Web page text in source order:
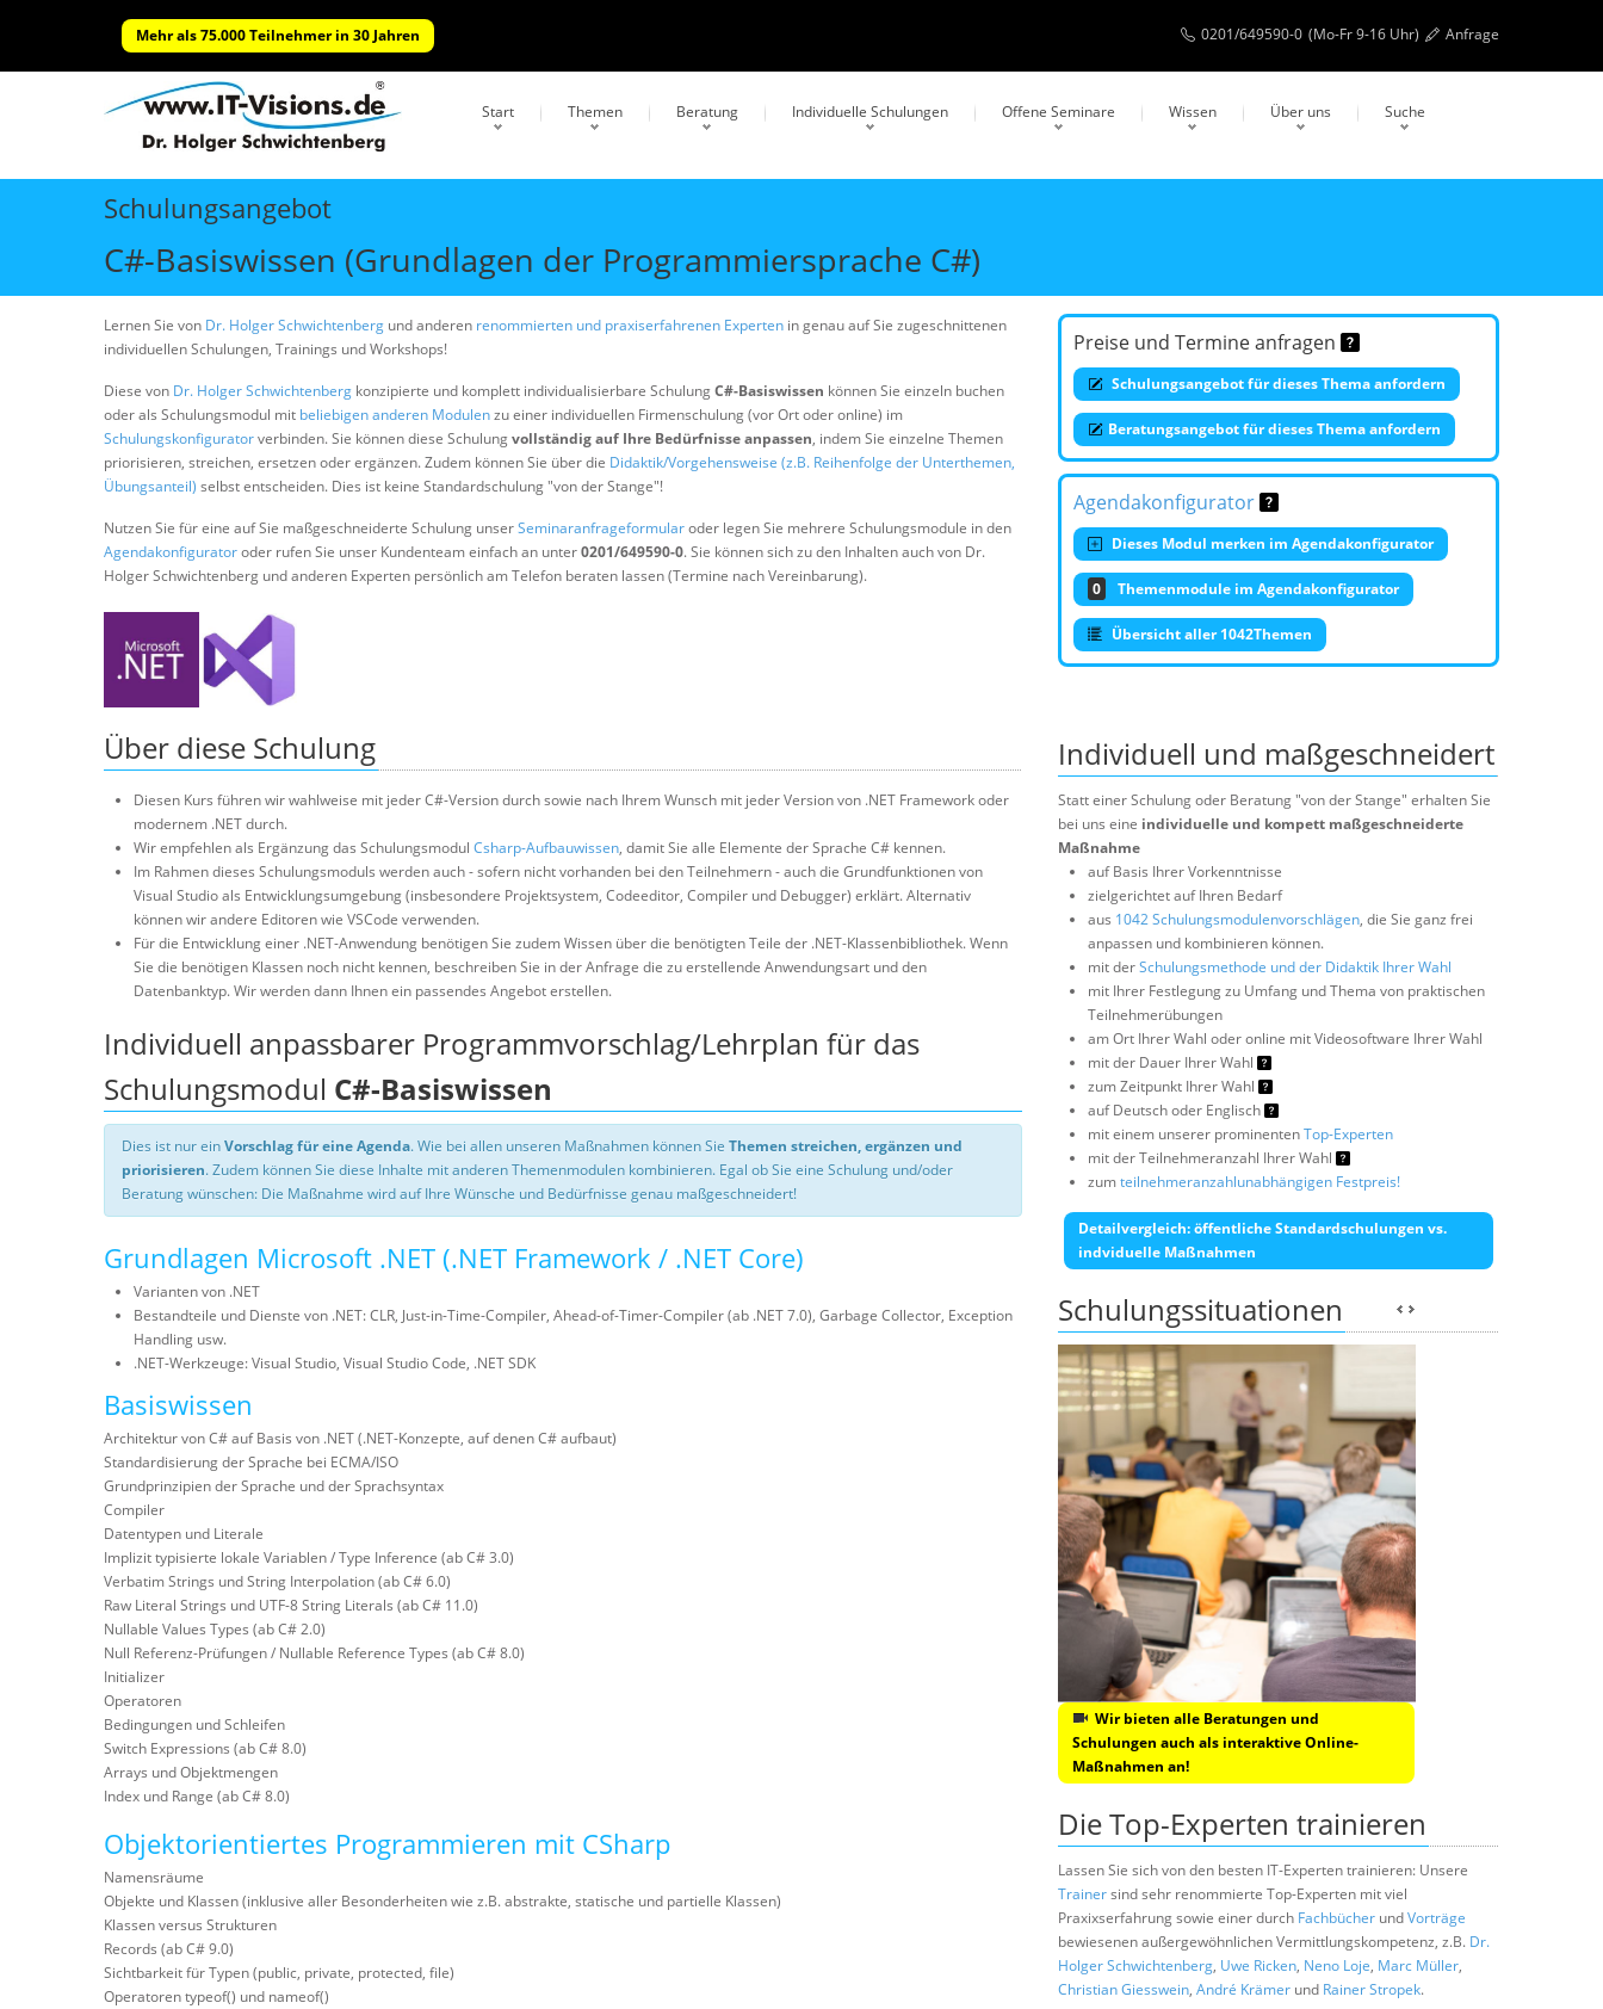
Mehr als 75.000 Teilnehmer in 30 Jahren 0201/649590-0 (Mo-Fr 9-16 Uhr) Anfrage
Start Themen Beratung Individuelle Schulungen Offene Seminare Wissen Über uns Suche
Schulungsangebot
C#-Basiswissen (Grundlagen der Programmiersprache C#)
Lernen Sie von Dr. Holger Schwichtenberg und anderen renommierten und praxiserfahrenen Experten in genau auf Sie zugeschnittenen
individuellen Schulungen, Trainings und Workshops!
Diese von Dr. Holger Schwichtenberg konzipierte und komplett individualisierbare SchulungC#-Basiswissen können Sie einzeln buchen
oder als Schulungsmodul mit beliebigen anderen Modulenzu einer individuellen Firmenschulung (vor Ort oder online) im
Schulungskonfiguratorverbinden. Sie können diese Schulungvollständig auf Ihre Bedürfnisse anpassen, indem Sie einzelne Themen
priorisieren, streichen, ersetzen oder ergänzen. Zudem können Sie über die Didaktik/Vorgehensweise (z.B. Reihenfolge der Unterthemen,
Übungsanteil) selbst entscheiden. Dies ist keine Standardschulung "von der Stange"!
Nutzen Sie für eine auf Sie maßgeschneiderte Schulung unserSeminaranfrageformularoder legen Sie mehrere Schulungsmodule in den
Agendakonfiguratoroder rufen Sie unser Kundenteam einfach an unter0201/649590-0. Sie können sich zu den Inhalten auch von Dr.
Holger Schwichtenberg und anderen Experten persönlich am Telefon beraten lassen (Termine nach Vereinbarung).
Preise und Termine anfragen
Schulungsangebot für dieses Thema anfordern
Beratungsangebot für dieses Thema anfordern
Agendakonfigurator
Dieses Modul merken im Agendakonfigurator
0 Themenmodule im Agendakonfigurator
Übersicht aller 1042Themen
Über diese Schulung
Diesen Kurs führen wir wahlweise mit jeder C#-Version durch sowie nach Ihrem Wunsch mit jeder Version von .NET Framework oder
modernem .NET durch.
Wir empfehlen als Ergänzung das Schulungsmodul Csharp-Aufbauwissen, damit Sie alle Elemente der Sprache C# kennen.
Im Rahmen dieses Schulungsmoduls werden auch - sofern nicht vorhanden bei den Teilnehmern - auch die Grundfunktionen von
Visual Studio als Entwicklungsumgebung (insbesondere Projektsystem, Codeeditor, Compiler und Debugger) erklärt. Alternativ
können wir andere Editoren wie VSCode verwenden.
Für die Entwicklung einer .NET-Anwendung benötigen Sie zudem Wissen über die benötigten Teile der .NET-Klassenbibliothek. Wenn
Sie die benötigen Klassen noch nicht kennen, beschreiben Sie in der Anfrage die zu erstellende Anwendungsart und den
Datenbanktyp. Wir werden dann Ihnen ein passendes Angebot erstellen.
Individuell anpassbarer Programmvorschlag/Lehrplan für das
Schulungsmodul C#-Basiswissen
Dies ist nur einVorschlag für eine Agenda. Wie bei allen unseren Maßnahmen können Sie Themen streichen, ergänzen und
priorisieren. Zudem können Sie diese Inhalte mit anderen Themenmodulen kombinieren. Egal ob Sie eine Schulung und/oder
Beratung wünschen: Die Maßnahme wird auf Ihre Wünsche und Bedürfnisse genau maßgeschneidert!
Grundlagen Microsoft .NET (.NET Framework / .NET Core)
Varianten von .NET
Bestandteile und Dienste von .NET: CLR, Just-in-Time-Compiler, Ahead-of-Timer-Compiler (ab .NET 7.0), Garbage Collector, Exception
Handling usw.
.NET-Werkzeuge: Visual Studio, Visual Studio Code, .NET SDK
Basiswissen
Architektur von C# auf Basis von .NET (.NET-Konzepte, auf denen C# aufbaut)
Standardisierung der Sprache bei ECMA/ISO
Grundprinzipien der Sprache und der Sprachsyntax
Compiler
Datentypen und Literale
Implizit typisierte lokale Variablen / Type Inference (ab C# 3.0)
Verbatim Strings und String Interpolation (ab C# 6.0)
Raw Literal Strings und UTF-8 String Literals (ab C# 11.0)
Nullable Values Types (ab C# 2.0)
Null Referenz-Prüfungen / Nullable Reference Types (ab C# 8.0)
Initializer
Operatoren
Bedingungen und Schleifen
Switch Expressions (ab C# 8.0)
Arrays und Objektmengen
Index und Range (ab C# 8.0)
Objektorientiertes Programmieren mit CSharp
Namensräume
Objekte und Klassen (inklusive aller Besonderheiten wie z.B. abstrakte, statische und partielle Klassen)
Klassen versus Strukturen
Records (ab C# 9.0)
Sichtbarkeit für Typen (public, private, protected, file)
Operatoren typeof() und nameof()
Individuell und maßgeschneidert
Statt einer Schulung oder Beratung "von der Stange" erhalten Sie
bei uns eine individuelle und kompett maßgeschneiderte
Maßnahme
auf Basis Ihrer Vorkenntnisse
zielgerichtet auf Ihren Bedarf
aus 1042 Schulungsmodulenvorschlägen, die Sie ganz frei
anpassen und kombinieren können.
mit derSchulungsmethode und der Didaktik Ihrer Wahl
mit Ihrer Festlegung zu Umfang und Thema von praktischen
Teilnehmerübungen
am Ort Ihrer Wahl oder online mit Videosoftware Ihrer Wahl
mit der Dauer Ihrer Wahl
zum Zeitpunkt Ihrer Wahl
auf Deutsch oder Englisch
mit einem unserer prominentenTop-Experten
mit der Teilnehmeranzahl Ihrer Wahl
zumteilnehmeranzahlunabhängigen Festpreis!
Detailvergleich: öffentliche Standardschulungen vs.
indviduelle Maßnahmen
Schulungssituationen
Wir bieten alle Beratungen und
Schulungen auch als interaktive Online-
Maßnahmen an!
Die Top-Experten trainieren
Lassen Sie sich von den besten IT-Experten trainieren: Unsere
Trainersind sehr renommierte Top-Experten mit viel
Praxixserfahrung sowie einer durch Fachbücher undVorträge
bewiesenen außergewöhnlichen Vermittlungskompetenz, z.B. Dr.
Holger Schwichtenberg, Uwe Ricken, Neno Loje, Marc Müller,
Christian Giesswein, André Krämer und Rainer Stropek.